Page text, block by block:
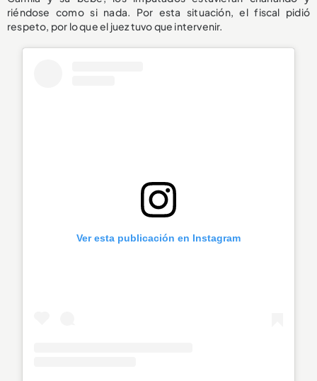
riéndose como si nada. Por esta situación, el fiscal pidió
respeto, por lo que el juez tuvo que intervenir.
Ver esta publicación en Instagram